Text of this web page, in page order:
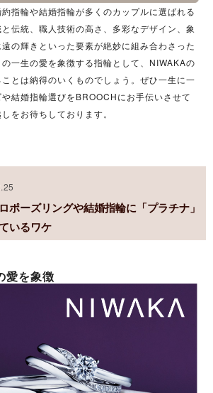
指輪や結婚指輪が多くのカップルに選ばれる
伝統、職人技術の高さ、多彩なデザイン、象
の輝きといった要素が絶妙に組み合わさった
一生の愛を象徴する指輪として、NIWAKAの
とは納得のいくものでしょう。ぜひ一生に一
結婚指輪選びをBROOCHにお手伝いさせて
をお待ちしております。
ポーズリングや結婚指輪に「プラチナ」
いるワケ
愛を象徴